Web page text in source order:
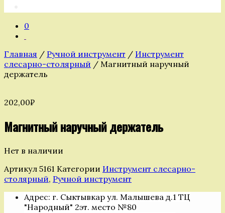
0
Главная / Ручной инструмент / Инструмент
слесарно-столярный / Магнитный наручный
держатель
202,00₽
Магнитный наручный держатель
Нет в наличии
Артикул 5161 Категории Инструмент слесарно-
столярный, Ручной инструмент
Адрес: г. Сыктывкар ул. Малышева д.1 ТЦ
"Народный" 2эт. место №80